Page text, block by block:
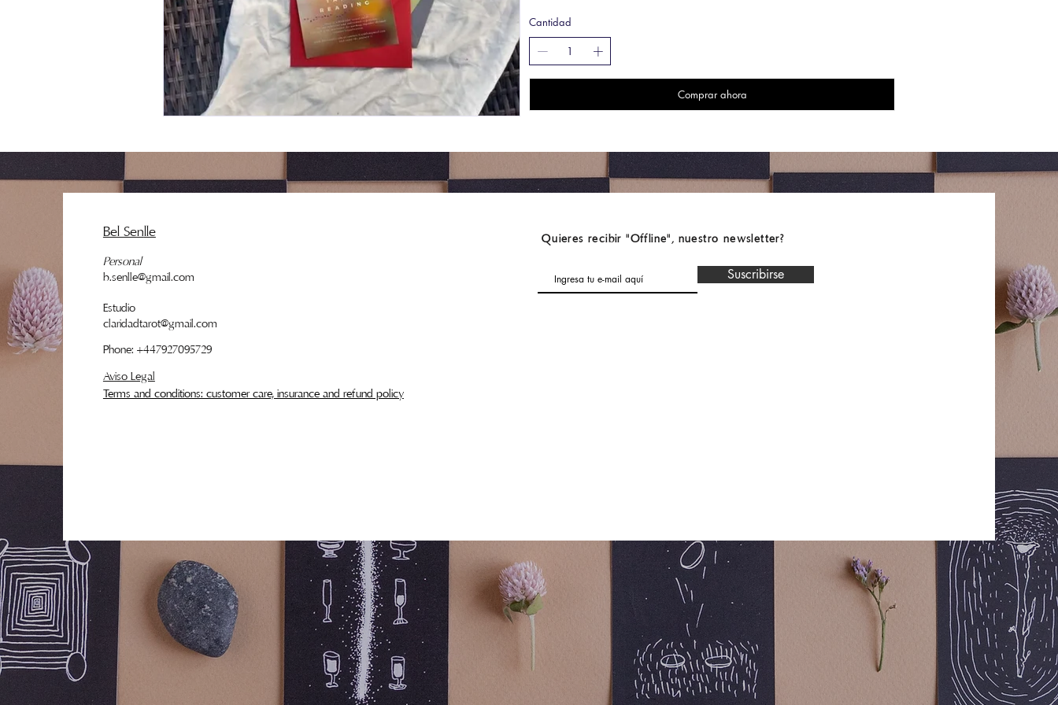
Cantidad
Comprar ahora
Bel Senlle
Personal
b.senlle@gmail.com
Estudio
claridadtarot@gmail.com
Phone: +447927095729
Aviso Legal
Terms and conditions: customer care, insurance and refund policy
Quieres recibir "Offline", nuestro newsletter?
Suscribirse